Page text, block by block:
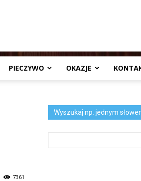
PIECZYWO OKAZJE
7361
Wyszukaj np. jednym